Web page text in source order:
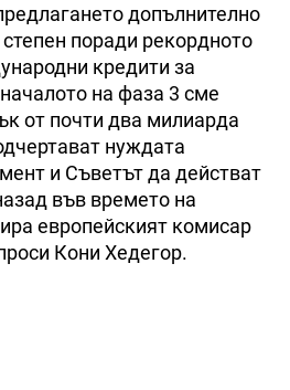
допълнително
поради рекордното
кредити за
на фаза 3 сме
от почти два милиарда
нуждата
и Съветът да действат
във времето на
европейският комисар
Кони Хедегор.